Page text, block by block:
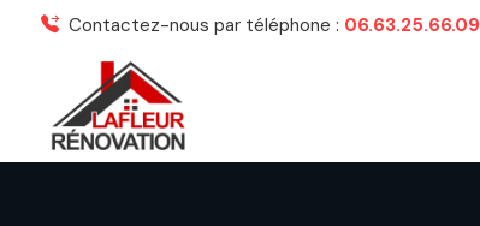
Contactez-nous par téléphone : 06.63.25.66.09